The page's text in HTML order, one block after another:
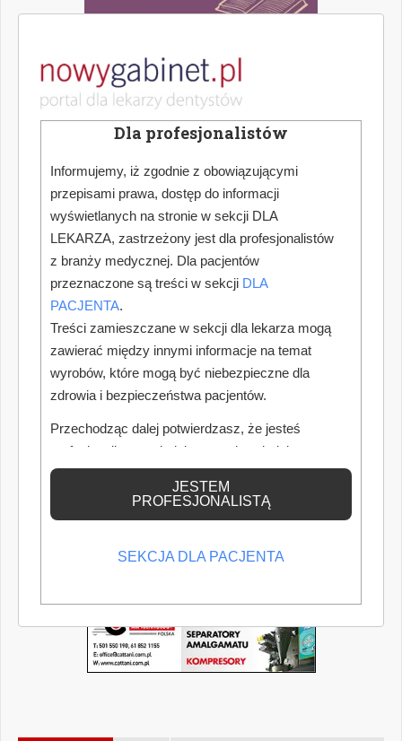
Dla profesjonalistów
Informujemy, iż zgodnie z obowiązującymi
przepisami prawa, dostęp do informacji
wyświetlanych na stronie w sekcji DLA
LEKARZA, zastrzeżony jest dla profesjonalistów
z branży medycznej. Dla pacjentów
przeznaczone są treści w sekcji DLA
PACJENTA.
Treści zamieszczane w sekcji dla lekarza mogą
zawierać między innymi informacje na temat
wyrobów, które mogą być niebezpieczne dla
zdrowia i bezpieczeństwa pacjentów.
Przechodząc dalej potwierdzasz, że jesteś
profesjonalistą posiadającym odpowiednią
wiedzę medyczną.
JESTEM
PROFESJONALISTĄ
SEKCJA DLA PACJENTA